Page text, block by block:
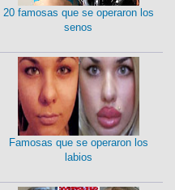
20 famosas que se operaron los
senos
Famosas que se operaron los
labios